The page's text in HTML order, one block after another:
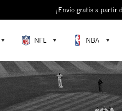
¡Envío gratis a
NFL NBA